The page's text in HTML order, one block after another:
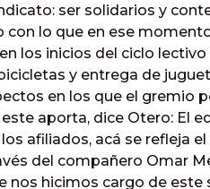
ser solidarios y
lo que en ese
los inicios del ciclo
y entrega de
en los que el gremio
aporta, dice Otero: El
afiliados, acá se refleja
del compañero Omar
nos hicimos cargo de este